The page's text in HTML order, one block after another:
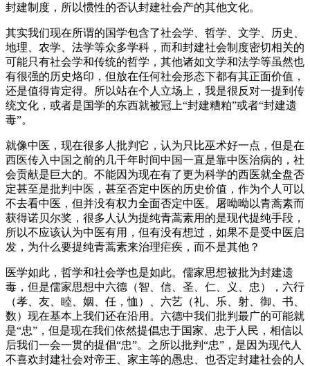
封建制度，所以惯性的否认封建社会产的其他文化。
其实我们现在所谓的国学包含了社会学、哲学、文学、历史、
地理、农学、法学等众多学科，而和封建社会制度密切相关的
可能只有社会学和传统的哲学，其他诸如文学和法学等虽然也
有很强的历史烙印，但放在任何社会形态下都有其正面价值，
还是值得肯定得。所以站在个人立场上，我是很反对一提到传
统文化，或者是国学的东西就被冠上“封建糟粕”或者“封建遗
毒”。
就像中医，现在很多人批判它，认为只比巫术好一点，但是在
西医传入中国之前的几千年时间中国一直是靠中医治病的，社
会贡献是巨大的。不能因为现在有了更为科学的西医就全盘否
定甚至是批判中医，甚至否定中医的历史价值，作为个人可以
不去看中医，但并没有权力全面否定中医。屠呦呦以青蒿素而
获得诺贝尔奖，很多人认为提纯青蒿素用的是现代提纯手段，
所以不应该认为中医有用，但有没有想过，如果不是受中医启
发，为什么要提纯青蒿素来治理疟疾，而不是其他？
医学如此，哲学和社会学也是如此。儒家思想被批为封建遗
毒，但是儒家思想中六德（智、信、圣、仁、义、忠），六行
（孝、友、睦、姻、任，恤）、六艺（礼、乐、射、御、书、
数）现在基本上我们还在沿用。六德中我们批判最广的可能就
是“忠”，但是现在我们依然提倡忠于国家、忠于人民，相信以
后我们一会一贯的提倡“忠”。之所以批判“忠”，是因为现代人
不喜欢封建社会对帝王、家主等的愚忠、也否定封建社会的人